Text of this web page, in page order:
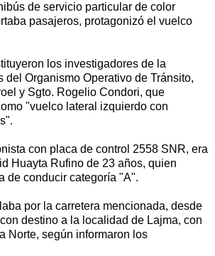
de servicio particular de color
pasajeros, protagonizó el vuelco
los investigadores de la
del Organismo Operativo de Tránsito,
y Sgto. Rogelio Condori, que
"vuelco lateral izquierdo con
con placa de control 2558 SNR, era
Huayta Rufino de 23 años, quien
de conducir categoría "A".
por la carretera mencionada, desde
destino a la localidad de Lajma, con
Norte, según informaron los